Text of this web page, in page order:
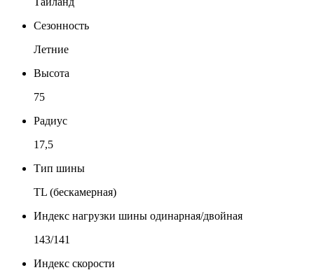
Сезонность
Летние
Высота
75
Радиус
17,5
Тип шины
TL (бескамерная)
Индекс нагрузки шины одинарная/двойная
143/141
Индекс скорости